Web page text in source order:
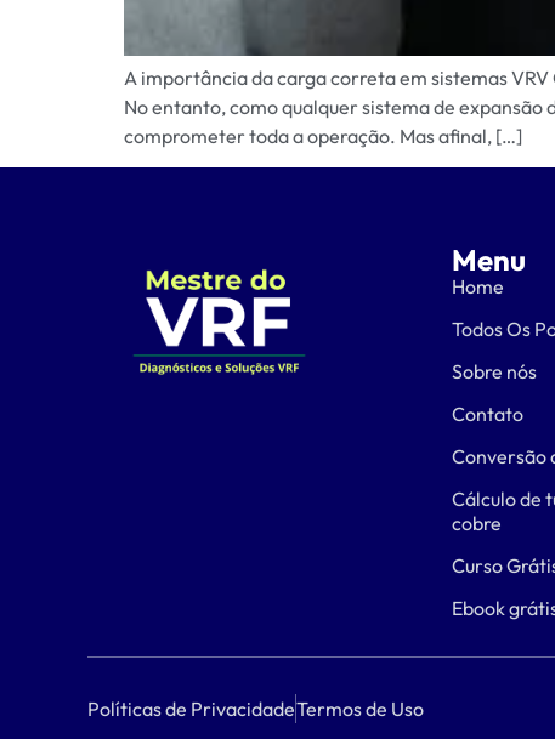
A importância da carga correta em sistemas
No entanto, como qualquer sistema de
comprometer toda a operação. Mas afinal, […]
Menu
Home
Todos Os
Sobre nós
Contato
Conversão
Cálculo de
cobre
Curso
Ebook
Políticas de PrivacidadeTermos de Uso